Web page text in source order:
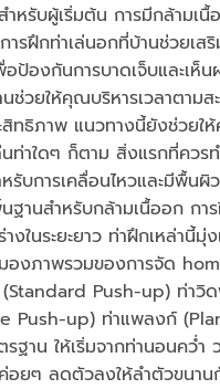
หรับผู้เริ่มต้น การมีกล้ามเ
รฝึกท่าเล่นอกที่บ้านช่วยเ
ป้องกันการบาดเจ็บและเ
วยให้คุณบริหารเวลาตาม
ทธิภาพ แนวทางนี้ยังช่วย
ท่าใดๆ ก็ตาม สิ่งแรกที่คว
บการเคลื่อนไหวและมีพื้น
านสำหรับกล้ามเนื้ออก ก
ในระยะยาว ท่าฝึกเหล่านี้
งภาพรวมของการจัด
Push-up) ท่า
Push-up) ท่าแพลงก์
าน ให้เริ่มจากท่านอนคว่
อยๆ ลดตัวลงให้ลำตัวขนา